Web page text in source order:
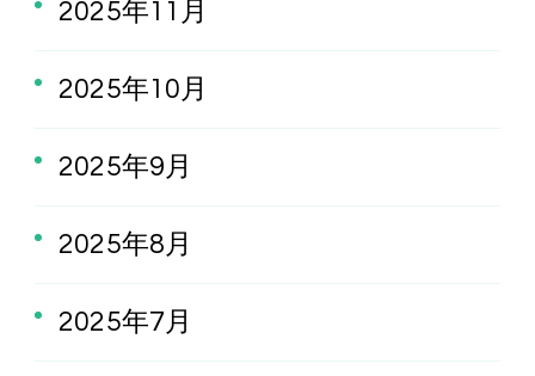
2025年11月
2025年10月
2025年9月
2025年8月
2025年7月